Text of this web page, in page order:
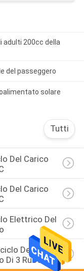
adulti 200cc della
del passeggero
solare
Tutti
Del Carico
Del Carico
Elettrico Del
Del
Di 3 Ruote